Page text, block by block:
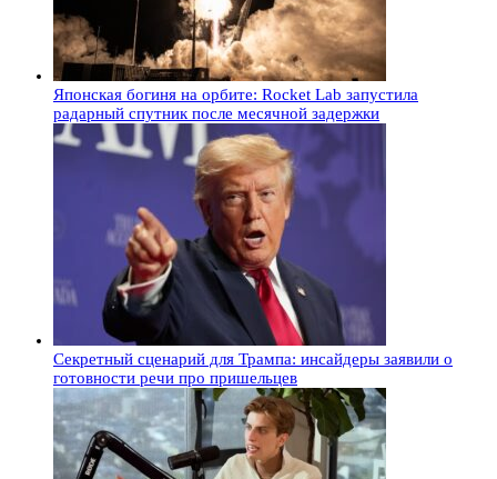
Японская богиня на орбите: Rocket Lab запустила
радарный спутник после месячной задержки
Секретный сценарий для Трампа: инсайдеры заявили о
готовности речи про пришельцев